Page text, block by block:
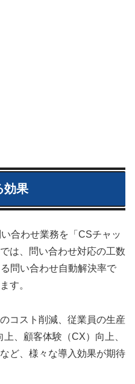
効果
合わせ業務を「CSチャッ
は、問い合わせ対応の工数
問い合わせ自動解決率で
す。
コスト削減、従業員の生産
、顧客体験（CX）向上、
ど、様々な導入効果が期待